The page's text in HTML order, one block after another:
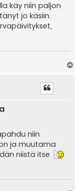
käy niin paljon
jo käsiin.
niin
ja muutama
niistä itse